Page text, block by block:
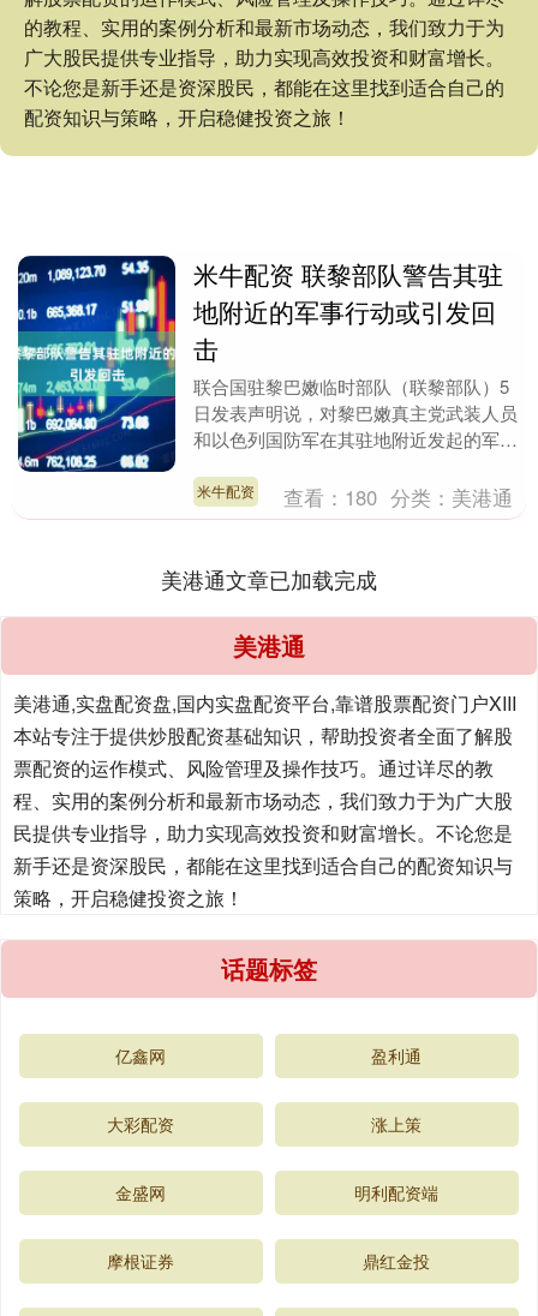
的教程、实用的案例分析和最新市场动态，我们致力于为
广大股民提供专业指导，助力实现高效投资和财富增长。
不论您是新手还是资深股民，都能在这里找到适合自己的
配资知识与策略，开启稳健投资之旅！
米牛配资 联黎部队警告其驻
地附近的军事行动或引发回
击
联合国驻黎巴嫩临时部队（联黎部队）5
日发表声明说，对黎巴嫩真主党武装人员
和以色列国防军在其驻地附近发起的军事
黎部队的回击。....
米牛配资 查看： 180 分类： 美港通
美港通文章已加载完成
美港通
美港通,实盘配资盘,国内实盘配资平台,靠谱股票配资门户XIII‌
本站专注于提供炒股配资基础知识，帮助投资者全面了解股
票配资的运作模式、风险管理及操作技巧。通过详尽的教
程、实用的案例分析和最新市场动态，我们致力于为广大股
民提供专业指导，助力实现高效投资和财富增长。不论您是
新手还是资深股民，都能在这里找到适合自己的配资知识与
策略，开启稳健投资之旅！
话题标签
亿鑫网 盈利通
大彩配资 涨上策
金盛网 明利配资端
摩根证券 鼎红金投